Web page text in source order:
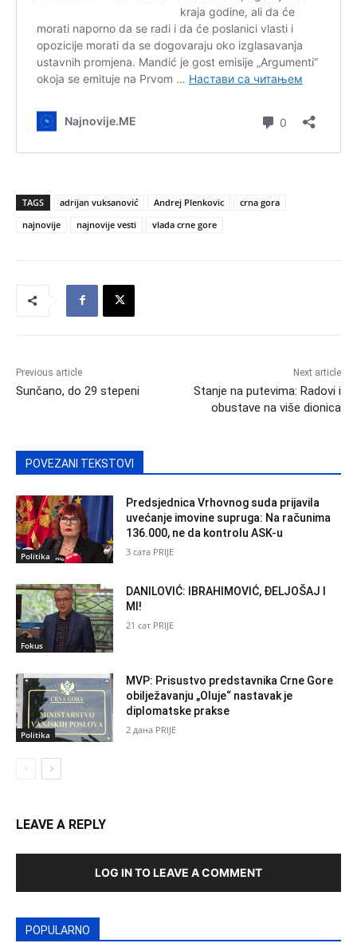
TAGS adrijan vuksanović Andrej Plenkovic
crna gora
najnovije
najnovije vesti vlada crne gore
Previous article
Sunčano, do 29 stepeni
Next article
Stanje na putevima: Radovi i
obustave na više dionica
POVEZANI TEKSTOVI
Politika
Predsjednica Vrhovnog suda prijavila
uvećanje imovine supruga: Na računima
136.000, ne da kontrolu ASK-u
3 сата PRIJE
Fokus
DANILOVIĆ: IBRAHIMOVIĆ, ĐELJOŠAJ I
MI!
21 сат PRIJE
Politika
MVP: Prisustvo predstavnika Crne Gore
obilježavanju „Oluje“ nastavak je
diplomatske prakse
2 дана PRIJE
LEAVE A REPLY
LOG IN TO LEAVE A COMMENT
POPULARNO